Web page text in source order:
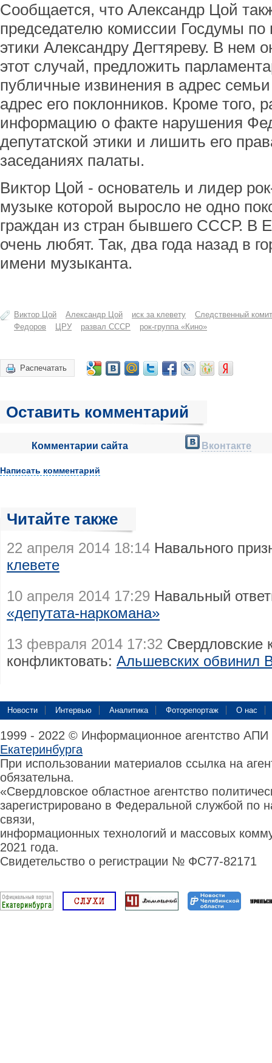
Сообщается, что Александр Цой
председателю комиссии Госдумы по
этики Александру Дегтяреву. В нем
этот случай, предложить
публичные извинения в адрес
адрес его поклонников. Кроме того,
информацию о факте нарушения
депутатской этики и лишить его
заседаниях палаты.
Виктор Цой - основатель и лидер
музыке которой выросло не одно
граждан из стран бывшего СССР. В
очень любят. Так, два года назад в
имени музыканта.
Виктор Цой Александр Цой иск за клевету
Следственный
Федоров
ЦРУ развал СССР рок-группа «Кино»
Распечатать
Оставить комментарий
Комментарии сайта Вконтакте
Написать комментарий
Читайте также
22 апреля 2014 18:14 Навального
клевете
10 апреля 2014 17:29 Навальный
«депутата-наркомана»
13 февраля 2014 17:32 Свердловские
конфликтовать: Альшевских обвинил
Новости Интервью Аналитика Фоторепортаж О нас
1999 - 2022 © Информационное агентство
Екатеринбурга
При использовании материалов ссылка на
обязательна.
«Свердловское областное агентство
зарегистрировано в Федеральной службой по
связи,
информационных технологий и массовых
2021 года.
Свидетельство о регистрации № ФС77-82171